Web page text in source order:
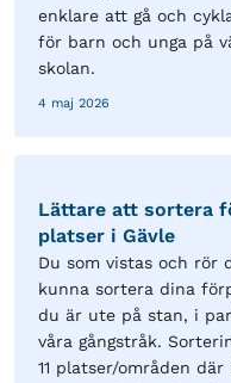
enklare att gå och
för barn och unga på
skolan.
4 maj 2026
Lättare att sortera
platser i Gävle
Du som vistas och rör
kunna sortera dina
du är ute på stan, i
våra gångstråk.
11 platser/områden